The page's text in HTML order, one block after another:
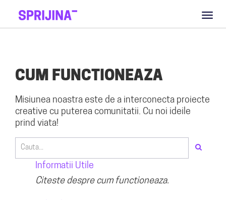
CUM FUNCTIONEAZA
Misiunea noastra este de a interconecta proiecte
creative cu puterea comunitatii. Cu noi ideile
prind viata!
Informatii Utile
Citeste despre cum functioneaza.